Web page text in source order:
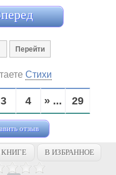
Стихи
3 4 » ... 29
отзыв
КНИГЕ В ИЗБРАННОЕ